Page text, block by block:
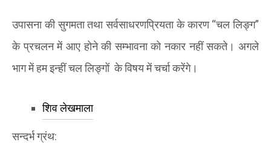
उपासना की सुगमता तथा सर्वसाधरणप्रियता के कारण “चल लिङ्ग”
के प्रचलन में आए होने की सम्भावना को नकार नहीं सकते। अगले
भाग में हम इन्हीं चल लिङ्गों के विषय में चर्चा करेंगे।
शिव लेखमाला
सन्दर्भ ग्रंथ: